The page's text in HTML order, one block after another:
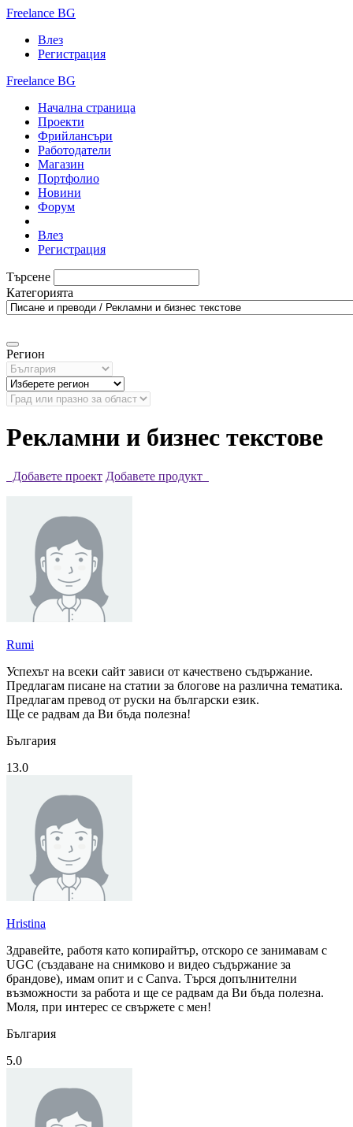
Freelance BG
Влез
Регистрация
Freelance BG
Начална страница
Проекти
Фрийлансъри
Работодатели
Магазин
Портфолио
Новини
Форум
Влез
Регистрация
Търсене
Категорията
Регион
Рекламни и бизнес текстове
Добавете проект Добавете продукт
Rumi
Успехът на всеки сайт зависи от качествено съдържание.
Предлагам писане на статии за блогове на различна тематика.
Предлагам превод от руски на български език.
Ще се радвам да Ви бъда полезна!
България
13.0
Hristina
Здравейте, работя като копирайтър, отскоро се занимавам с
UGC (създаване на снимково и видео съдържание за
брандове), имам опит и с Canva. Търся допълнителни
възможности за работа и ще се радвам да Ви бъда полезна.
Моля, при интерес се свържете с мен!
България
5.0